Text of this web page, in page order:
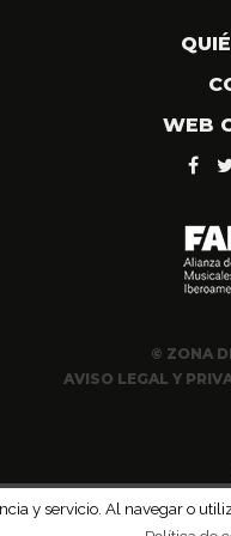
WEB
© ZONA
AVISO LEGAL Y
y servicio. Al navegar o